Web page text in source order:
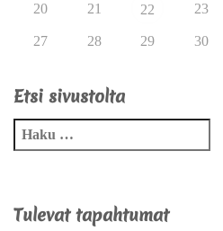
20 21 22 23
27 28 29 30
Etsi sivustolta
Tulevat tapahtumat